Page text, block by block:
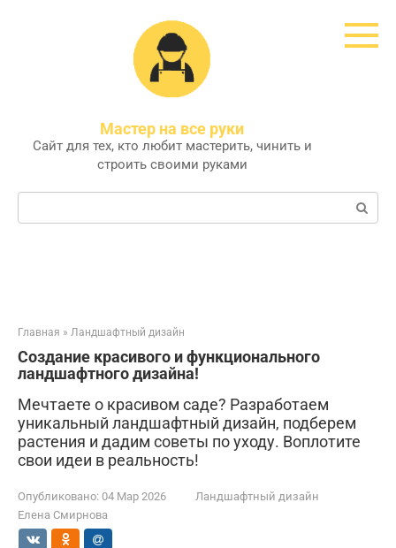
Мастер на все руки
Сайт для тех, кто любит мастерить, чинить и
строить своими руками
Поиск:
Главная » Ландшафтный дизайн
Создание красивого и функционального
ландшафтного дизайна!
Мечтаете о красивом саде? Разработаем
уникальный ландшафтный дизайн, подберем
растения и дадим советы по уходу. Воплотите
свои идеи в реальность!
Опубликовано: 04 Мар 2026
Ландшафтный дизайн
Елена Смирнова